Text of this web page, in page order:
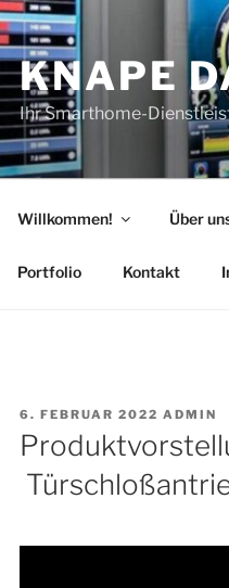
KNAPE
Ihr Smarthome-
Willkommen! Über
Portfolio Kontakt
VERÖFFENTLICHT
AM
6. FEBRUAR 2022 ADMIN